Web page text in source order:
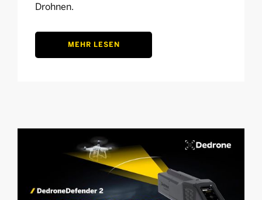
Drohnen.
MEHR LESEN